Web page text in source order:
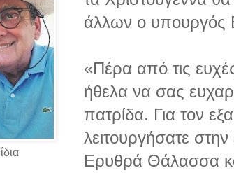
άλλων ο υπουργός
«Πέρα από τις
ήθελα να σας
πατρίδα. Για τον
λειτουργήσατε
Ερυθρά Θάλασσα